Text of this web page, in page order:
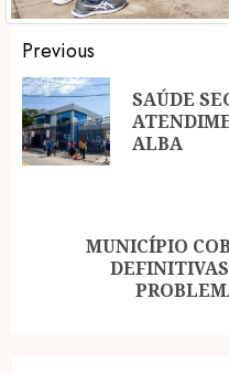
Post
navigation
Previous
SAÚDE
ALBA
MUNICÍPIO